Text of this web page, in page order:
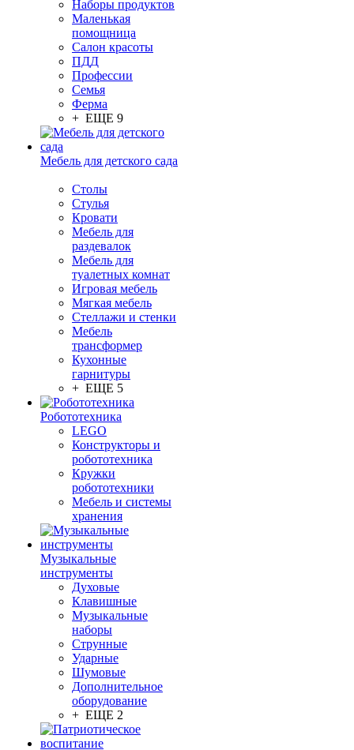
Наборы продуктов
Маленькая
помощница
Салон красоты
ПДД
Профессии
Семья
Ферма
+ ЕЩЕ 9
Мебель для детского сада
Столы
Cтулья
Кровати
Мебель для
раздевалок
Мебель для
туалетных комнат
Игровая мебель
Мягкая мебель
Стеллажи и стенки
Мебель
трансформер
Кухонные
гарнитуры
+ ЕЩЕ 5
Робототехника
LEGO
Конструкторы и
робототехника
Кружки
робототехники
Мебель и системы
хранения
Музыкальные
инструменты
Духовые
Клавишные
Музыкальные
наборы
Струнные
Ударные
Шумовые
Дополнительное
оборудование
+ ЕЩЕ 2